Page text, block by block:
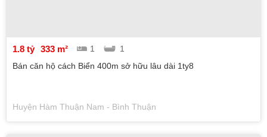
1.8 tỷ 333 m² 1
1
Bán căn hộ cách Biển 400m sở hữu lâu dài 1ty8
Huyện Hàm Thuận Nam - Bình Thuận